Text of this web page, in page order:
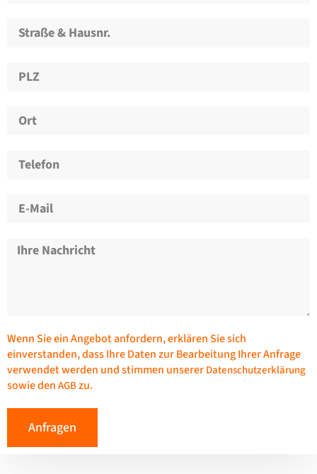
Wenn Sie ein Angebot anfordern, erklären Sie sich
einverstanden, dass Ihre Daten zur Bearbeitung Ihrer Anfrage
verwendet werden und stimmen unsererDatenschutzerklärung
sowie denAGBzu.
Anfragen